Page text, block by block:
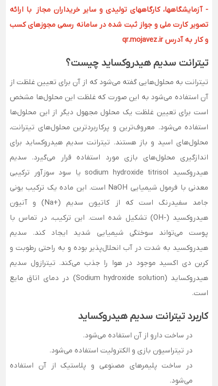
- آزمایشگاهها، کارگاههای تولیدی و سایر خریداران مجاز با ارائه
تصویر کارت ملی و جواز ثبت شده در سامانه رسمی مجوزهای کسب
و کار به آدرس qr.mojavez.ir
تیترانت سدیم هیدروکساید چیست؟
تیترانت به محلول‌هایی گفته می‌شود که از آن برای تعیین غلظت از
آن استفاده می‌شود به این صورت که غلظت این محلول‌ها مشخص
است برای تعیین غلظت یک محلول مجهول دیگر از این محلول‌ها
استفاده می‌شود. معروف‌ترین و پرکاربردترین محلول‌های تیترانت،
محلول‌های اسید و باز هستند. تیترانت سدیم هیدروکساید برای
اندازگیری محلول‌های بازی مورد استفاده قرار می‌گیرد. سدیم
هیدروکسید sodium hydroxide titrisol یا سود سوزآور ترکیبی
معدنی با فرمول شیمیایی NaOH است. این ماده یک ترکیب یونی
جامد سفیدرنگ است که از کاتیون سدیم (+Na) و آنیون
هیدروکسید (-OH) تشکیل شده است. این ترکیب، در تماس با
پوست می‌تواند سوختگی شیمیایی شدید ایجاد کند. سدیم
هیدروکسید به شدت در آب انحلال‌پذیر بوده و به راحتی رطوبت و
کربن دی اکسید موجود در هوا را جذب می‌کند. تیترازول سدیم
هیدروکساید (Sodium hydroxide solution) در دمای اتاق مایع
است.
کاربرد تیترانت سدیم هیدروکساید
در ساخت دارو از آن استفاده می‌شود.
در تیتراسیون بازی و الکترولیت استفاده می‌شود.
در ساخت پلیمر‌های مصنوعی و پلاستیک از آن استفاده
می‌شود.